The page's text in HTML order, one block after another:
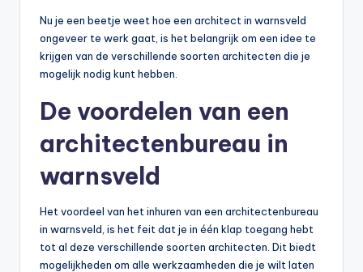
Nu je een beetje weet hoe een architect in warnsveld
ongeveer te werk gaat, is het belangrijk om een idee te
krijgen van de verschillende soorten architecten die je
mogelijk nodig kunt hebben.
De voordelen van een
architectenbureau in
warnsveld
Het voordeel van het inhuren van een architectenbureau
in warnsveld, is het feit dat je in één klap toegang hebt
tot al deze verschillende soorten architecten. Dit biedt
mogelijkheden om alle werkzaamheden die je wilt laten